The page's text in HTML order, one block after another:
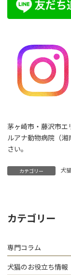
茅ヶ崎市・藤沢市
ルアナ動物病院（
さい。
カテゴリー 犬
カテゴリー
専門コラム
犬猫のお役立ち情報